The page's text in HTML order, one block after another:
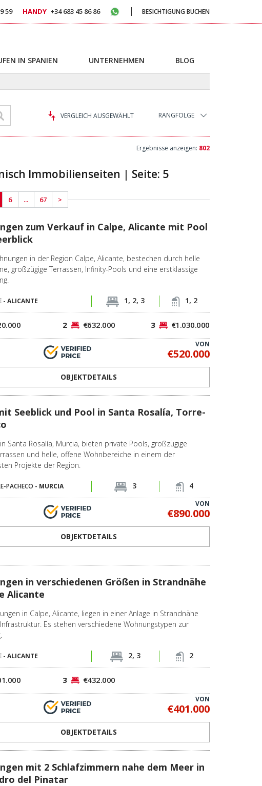
VERGLEICH AUSGEWÄHLT RANGFOLGE
Ergebnisse anzeigen: 802
Immobilienseiten | Seite: 5
6 ... 67 >
3
zum Verkauf in Calpe, Alicante mit Pool
in der Region Calpe, Alicante, bestechen durch helle
großzügige Terrassen, Infinity-Pools und eine erstklassige
- ALICANTE 1, 2, 3 1, 2
2 €632.000 3 €1.030.000
VON
€520.000
OBJEKTDETAILS
Seeblick und Pool in Santa Rosalía, Torre-
Santa Rosalía, Murcia, bieten private Pools, großzügige
und helle, offene Wohnbereiche in einem der
Projekte der Region.
PACHECO - MURCIA 3 4
VON
€890.000
OBJEKTDETAILS
3
in verschiedenen Größen in Strandnähe
Alicante
in Calpe, Alicante, liegen in einer Anlage in Strandnähe
Es stehen verschiedene Wohnungstypen zur
- ALICANTE 2, 3 2
3 €432.000
VON
€401.000
OBJEKTDETAILS
3 mit 2 Schlafzimmern nahe dem Meer in
del Pinatar
59 HANDY +34 683 45 86 86 BESICHTIGUNG BUCHEN
IN SPANIEN UNTERNEHMEN BLOG